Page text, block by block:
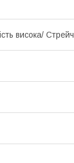
висока/ Стрейч